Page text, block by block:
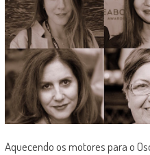
Aquecendo os motores para o